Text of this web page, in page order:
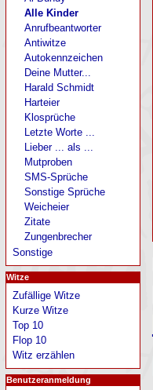
Alle Kinder
Anrufbeantworter
Antiwitze
Autokennzeichen
Deine Mutter...
Harald Schmidt
Harteier
Klosprüche
Letzte Worte ...
Lieber ... als ...
Mutproben
SMS-Sprüche
Sonstige Sprüche
Weicheier
Zitate
Zungenbrecher
Sonstige
Witze
Zufällige Witze
Kurze Witze
Top 10
Flop 10
Witz erzählen
Benutzeranmeldung